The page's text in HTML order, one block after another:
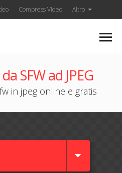
Compress Video Altro
SFW ad JPEG
in jpeg online e gratis